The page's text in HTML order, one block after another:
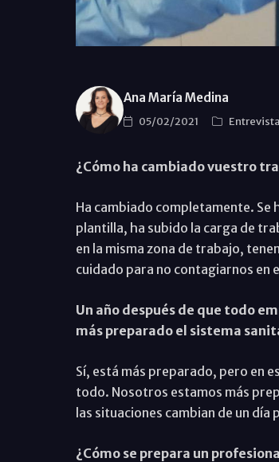
Ana María Medina
05/02/2021
¿Cómo ha cambiado vuestro
Ha cambiado completamente. Se
plantilla, ha subido la carga de
en la misma zona de trabajo,
cuidado para no contagiarnos en
Un año después de que todo
más preparado el sistema
Sí, está más preparado, pero en
todo. Nosotros estamos más
las situaciones cambian de un
¿Cómo se prepara un